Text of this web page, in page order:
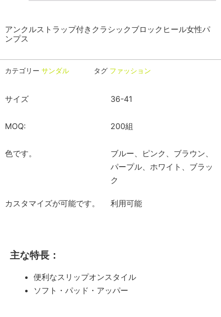
アンクルストラップ付きクラシックブロックヒール女性パ
ンプス
カテゴリー サンダル タグ ファッション
サイズ 36-41
MOQ: 200組
色です。
ブルー、ピンク、ブラウン、
パープル、ホワイト、ブラッ
ク
カスタマイズが可能です。 利用可能
主な特長：
便利なスリップオンスタイル
ソフト・パッド・アッパー